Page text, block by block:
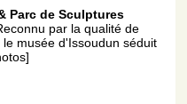
Parc de Sculptures
par la qualité de
musée d'Issoudun séduit